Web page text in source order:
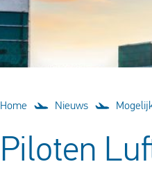
Home Nieuws
Piloten